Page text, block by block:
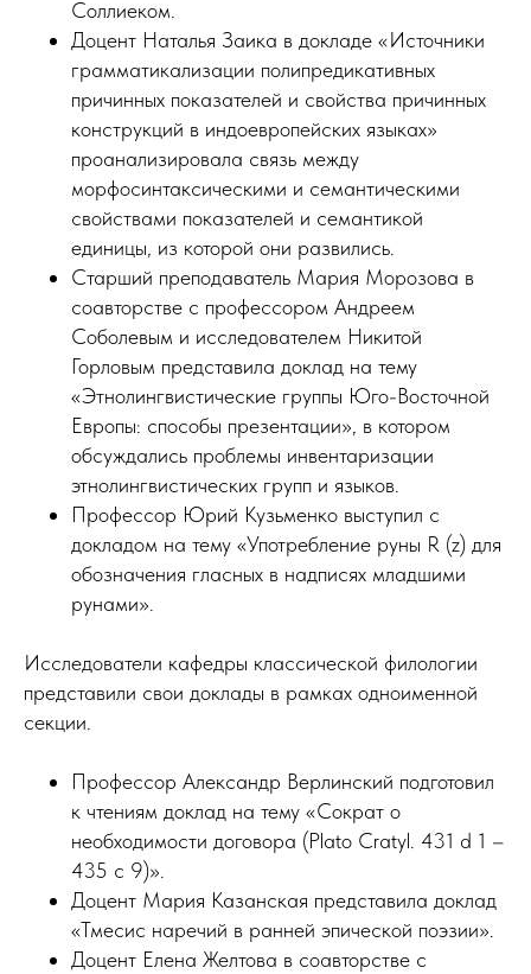
Соллиеком.
Доцент Наталья Заика в докладе «Источники
грамматикализации полипредикативных
причинных показателей и свойства причинных
конструкций в индоевропейских языках»
проанализировала связь между
морфосинтаксическими и семантическими
свойствами показателей и семантикой
единицы, из которой они развились.
Старший преподаватель Мария Морозова в
соавторстве с профессором Андреем
Соболевым и исследователем Никитой
Горловым представила доклад на тему
«Этнолингвистические группы Юго-Восточной
Европы: способы презентации», в котором
обсуждались проблемы инвентаризации
этнолингвистических групп и языков.
Профессор Юрий Кузьменко выступил с
докладом на тему «Употребление руны R (z) для
обозначения гласных в надписях младшими
рунами».
Исследователи кафедры классической филологии
представили свои доклады в рамках одноименной
секции.
Профессор Александр Верлинский подготовил
к чтениям доклад на тему «Сократ о
необходимости договора (Plato Cratyl. 431 d 1 –
435 c 9)».
Доцент Мария Казанская представила доклад
«Тмесис наречий в ранней эпической поэзии».
Доцент Елена Желтова в соавторстве с